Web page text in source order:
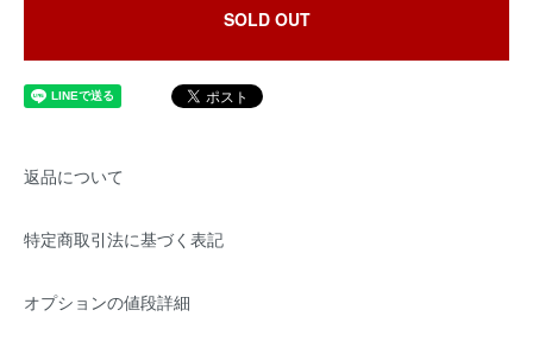
SOLD OUT
返品について
特定商取引法に基づく表記
オプションの値段詳細